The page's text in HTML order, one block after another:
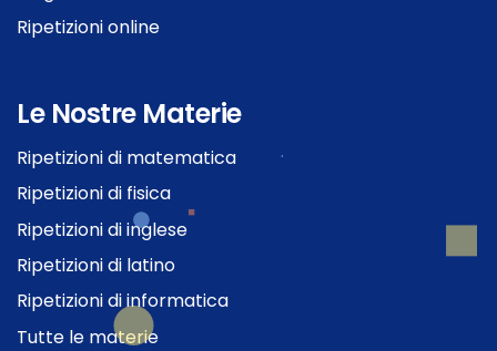
Ripetizioni online
Le Nostre Materie
Ripetizioni di matematica
Ripetizioni di fisica
Ripetizioni di inglese
Ripetizioni di latino
Ripetizioni di informatica
Tutte le materie